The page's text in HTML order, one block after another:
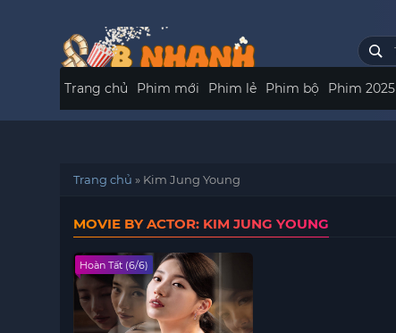
Trang chủ Phim mới Phim lẻ Phim bộ Phim 2025
Trang chủ » Kim Jung Young
MOVIE BY ACTOR: KIM JUNG YOUNG
Hoàn Tất (6/6)